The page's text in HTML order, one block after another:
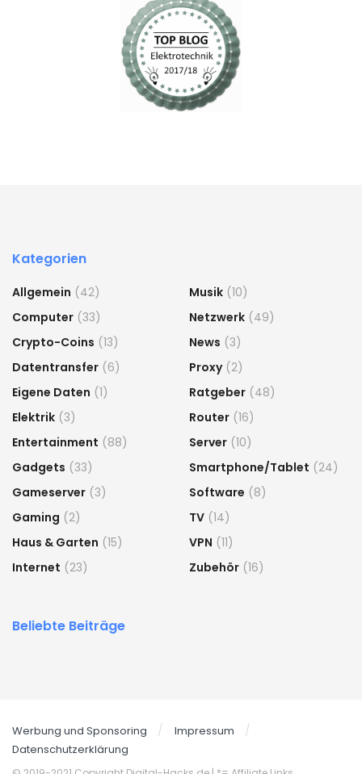
Kategorien
Allgemein (42)
Computer (33)
Crypto-Coins (13)
Datentransfer (6)
Eigene Daten (1)
Elektrik (3)
Entertainment (88)
Gadgets (33)
Gameserver (3)
Gaming (2)
Haus & Garten (15)
Internet (23)
Musik (10)
Netzwerk (49)
News (3)
Proxy(2)
Ratgeber (48)
Router (16)
Server (10)
Smartphone/Tablet (24)
Software (8)
TV (14)
VPN (11)
Zubehör (16)
Beliebte Beiträge
Werbung und Sponsoring
Impressum
Datenschutzerklärung